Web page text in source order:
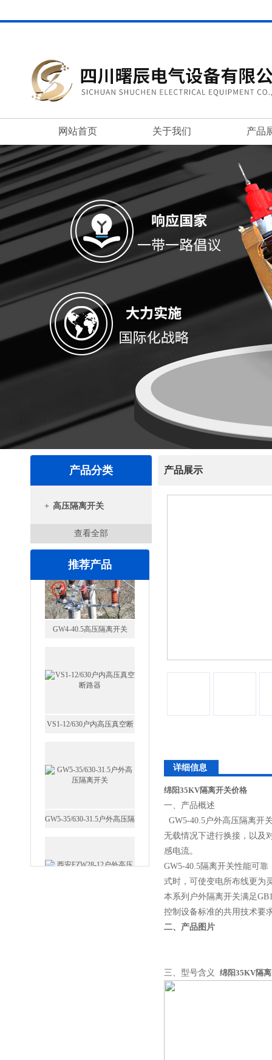
网站首页 关于我们 产品
产品分类
+ 高压隔离开关
查看全部
推荐产品
路器
离开关
产品展示
详细信息
绵阳35KV隔离开关价格
一、产品概述
GW5-40.5户外高压隔离开
无载情况下进行换接，以及
感电流。
GW5-40.5隔离开关性能可
式时，可使变电所布线更为
本系列户外隔离开关满足
控制设备标准的共用技术要
二、产品图片
三、型号含义 绵阳35KV隔